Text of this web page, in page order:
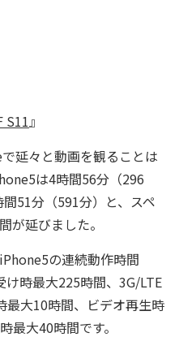
S11』
延々と動画を観ることは
は4時間56分（296
51分（591分）と、スペ
が延びました。
の連続動作時間
時最大225時間、3G/LTE
大10時間、ビデオ再生時
最大40時間です。